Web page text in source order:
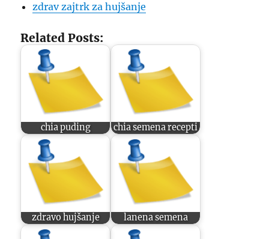
zdrav zajtrk za hujšanje
Related Posts:
chia puding chia semena recepti
zdravo hujšanje lanena semena